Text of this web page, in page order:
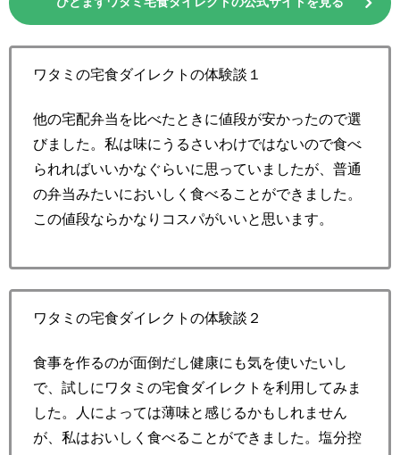
ワタミの宅食ダイレクトの体験談１
他の宅配弁当を比べたときに値段が安かったので選
びました。私は味にうるさいわけではないので食べ
られればいいかなぐらいに思っていましたが、普通
の弁当みたいにおいしく食べることができました。
この値段ならかなりコスパがいいと思います。
ワタミの宅食ダイレクトの体験談２
食事を作るのが面倒だし健康にも気を使いたいし
で、試しにワタミの宅食ダイレクトを利用してみま
した。人によっては薄味と感じるかもしれません
が、私はおいしく食べることができました。塩分控